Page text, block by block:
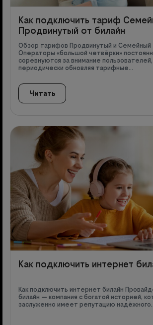
Как подключить тариф
Продвинутый от билайн
Обзор тарифов Продвинутый и Семейный
Операторы «большой четвёрки»
соревнуются за внимание пользователей,
периодически обновляя тарифные…
Читать
Как подключить интернет
Как подключить интернет билайн
билайн — компания с богатой историей,
заслуженно имеет репутацию